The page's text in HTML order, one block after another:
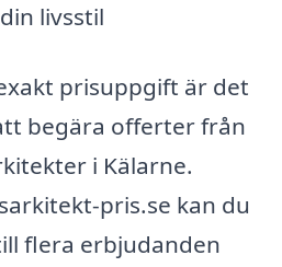
livsstil
prisuppgift är det
begära offerter från
i Kälarne.
pris.se kan du
flera erbjudanden